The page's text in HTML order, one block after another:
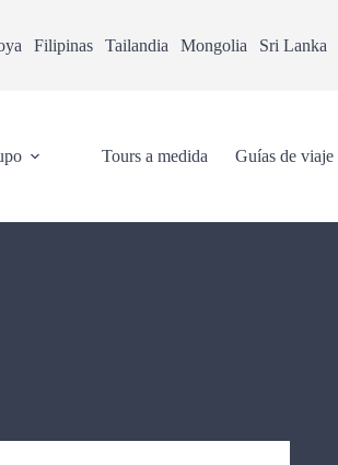
Filipinas Tailandia Mongolia Sri Lanka
Tours a medida Guías de viaje